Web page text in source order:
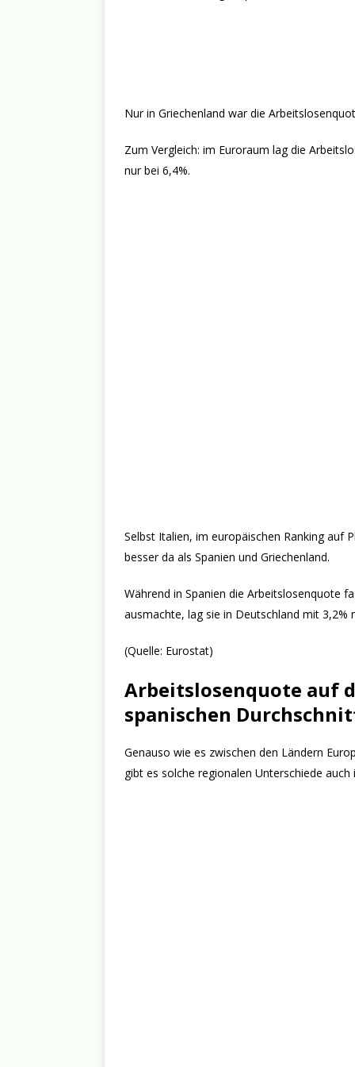
Nur in Griechenland war die
Zum Vergleich: im Euroraum lag die
nur bei 6,4%.
Selbst Italien, im europäischen Ranking auf
besser da als Spanien und Griechenland.
Während in Spanien die Arbeitslosenquote
ausmachte, lag sie in Deutschland mit
(Quelle: Eurostat)
Arbeitslosenquote auf
spanischen
Genauso wie es zwischen den Ländern
gibt es solche regionalen Unterschiede auch